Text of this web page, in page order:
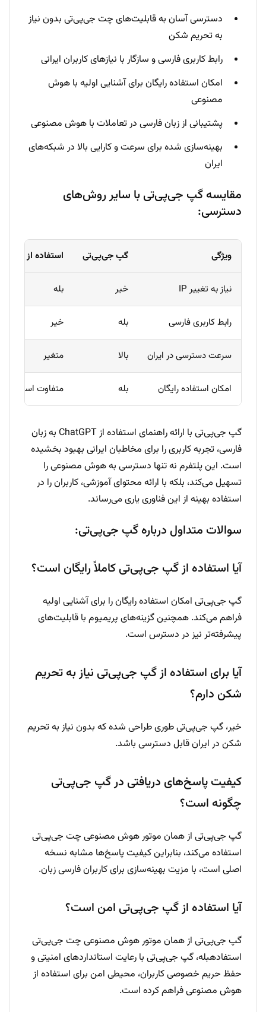
دسترسی آسان به قابلیت‌های چت جی‌پی‌تی بدون نیاز
به تحریم شکن
رابط کاربری فارسی و سازگار با نیازهای کاربران ایرانی
امکان استفاده رایگان برای آشنایی اولیه با هوش
مصنوعی
پشتیبانی از زبان فارسی در تعاملات با هوش مصنوعی
بهینه‌سازی شده برای سرعت و کارایی بالا در شبکه‌های
ایران
مقایسه گپ جی‌پی‌تی با سایر روش‌های
دسترسی:
ویژگی گپ جی‌پی‌تی استفاده از
نیاز به تغییر IP خیر بله
رابط کاربری فارسی بله خیر
سرعت دسترسی در ایران بالا متغیر
امکان استفاده رایگان بله متفاوت است
گپ جی‌پی‌تی با ارائه راهنمای استفاده از ChatGPT به زبان
فارسی، تجربه کاربری را برای مخاطبان ایرانی بهبود بخشیده
است. این پلتفرم نه تنها دسترسی به هوش مصنوعی را
تسهیل می‌کند، بلکه با ارائه محتوای آموزشی، کاربران را در
استفاده بهینه از این فناوری یاری می‌رساند.
سوالات متداول درباره گپ جی‌پی‌تی:
آیا استفاده از گپ جی‌پی‌تی کاملاً رایگان است؟
گپ جی‌پی‌تی امکان استفاده رایگان را برای آشنایی اولیه
فراهم می‌کند. همچنین گزینه‌های پریمیوم با قابلیت‌های
پیشرفته‌تر نیز در دسترس است.
آیا برای استفاده از گپ جی‌پی‌تی نیاز به تحریم
شکن دارم؟
خیر، گپ جی‌پی‌تی طوری طراحی شده که بدون نیاز به تحریم
شکن در ایران قابل دسترسی باشد.
کیفیت پاسخ‌های دریافتی در گپ جی‌پی‌تی
چگونه است؟
گپ جی‌پی‌تی از همان موتور هوش مصنوعی چت جی‌پی‌تی
استفاده می‌کند، بنابراین کیفیت پاسخ‌ها مشابه نسخه
اصلی است، با مزیت بهینه‌سازی برای کاربران فارسی زبان.
آیا استفاده از گپ جی‌پی‌تی امن است؟
گپ جی‌پی‌تی از همان موتور هوش مصنوعی چت جی‌پی‌تی
استفادهبله، گپ جی‌پی‌تی با رعایت استانداردهای امنیتی و
حفظ حریم خصوصی کاربران، محیطی امن برای استفاده از
هوش مصنوعی فراهم کرده است.